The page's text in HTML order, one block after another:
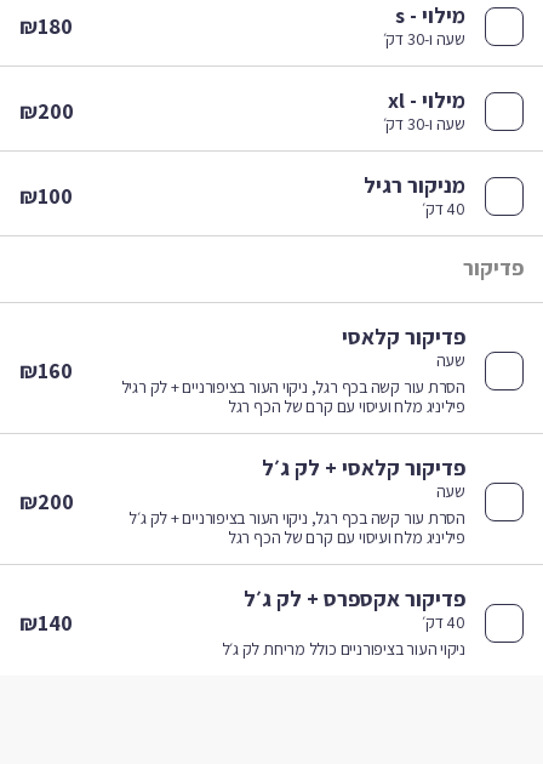
מילוי - s
שעה ו-30 דק׳ ₪180
מילוי - xl
שעה ו-30 דק׳ ₪200
מניקור רגיל
40 דק׳ ₪100
פדיקור קלאסי
שעה
הסרת עור קשה בכף רגל, ניקוי העור בציפורניים + לק רגיל
פיליניג מלח ועיסוי עם קרם של הכף רגל
₪160
פדיקור קלאסי + לק ג׳ל
שעה
הסרת עור קשה בכף רגל, ניקוי העור בציפורניים + לק ג׳ל
פיליניג מלח ועיסוי עם קרם של הכף רגל
₪200
פדיקור אקספרס + לק ג׳ל
ניקוי העור בציפורניים כולל מריחת לק ג׳ל
₪140